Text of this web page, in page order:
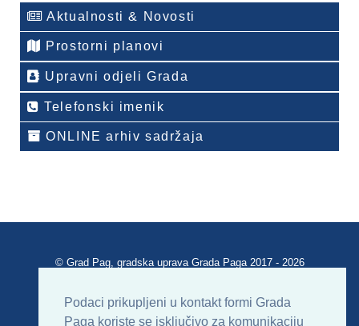
Podaci prikupljeni u kontakt formi Grada
Paga koriste se isključivo za komunikaciju
Aktualnosti & Novosti
Prostorni planovi
Upravni odjeli Grada
Telefonski imenik
ONLINE arhiv sadržaja
© Grad Pag, gradska uprava Grada Paga 2017 - 2026